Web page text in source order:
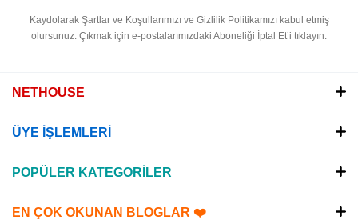
Kaydolarak Şartlar ve Koşullarımızı ve Gizlilik Politikamızı kabul etmiş
olursunuz. Çıkmak için e-postalarımızdaki Aboneliği İptal Et’i tıklayın.
NETHOUSE
ÜYE İŞLEMLERİ
POPÜLER KATEGORİLER
EN ÇOK OKUNAN BLOGLAR ❤️